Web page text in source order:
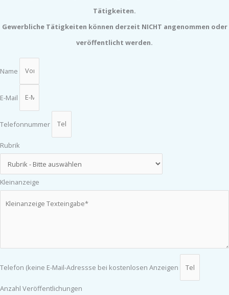
Tätigkeiten.
Gewerbliche Tätigkeiten können derzeit NICHT angenommen oder
veröffentlicht werden.
Name
E-Mail
Telefonnummer
Rubrik
Kleinanzeige
Telefon (keine E-Mail-Adressse bei kostenlosen Anzeigen
Anzahl Veröffentlichungen